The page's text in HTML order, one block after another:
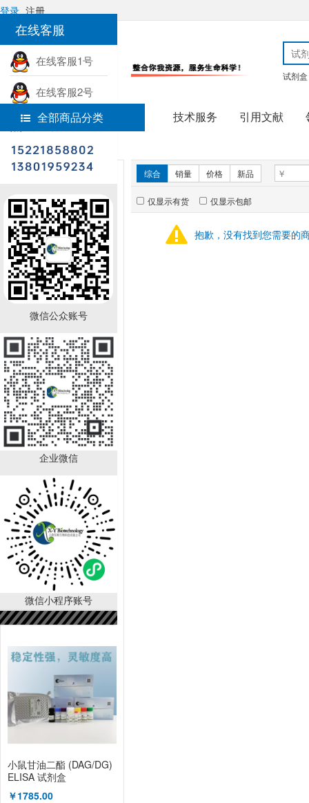
在线客服
在线客服1号
在线客服2号
热线电话
微信公众账号
企业微信
微信小程序账号
登录 注册
试剂盒
全部商品分类 技术服务 引用文献
首页
实验耗材
新品推荐
暂无推荐商品
销量排行
角质细胞培养基 KM
￥2280.00
已有 1000人购买
LAMP可视化染料，20×
￥990.00
已有50人购买
小鼠甘油二酯 (DAG/DG)
ELISA 试剂盒
￥1785.00
综合 销量 价格 新品
仅显示有货 仅显示包邮
抱歉，没有找到您需要的